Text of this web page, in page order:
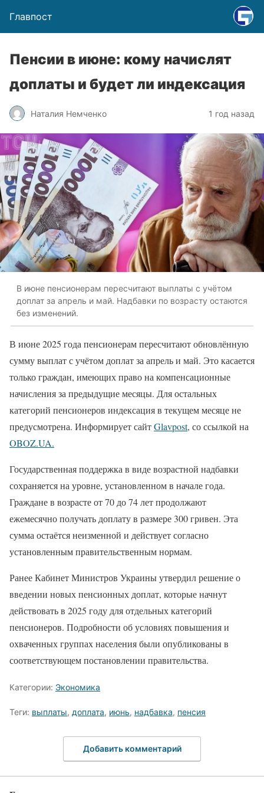
Главпост
Пенсии в июне: кому начислят
доплаты и будет ли индексация
Наталия Немченко 1 год назад
В июне пенсионерам пересчитают выплаты с учётом
доплат за апрель и май. Надбавки по возрасту остаются
без изменений.
В июне 2025 года пенсионерам пересчитают обновлённую
сумму выплат с учётом доплат за апрель и май. Это касается
только граждан, имеющих право на компенсационные
начисления за предыдущие месяцы. Для остальных
категорий пенсионеров индексация в текущем месяце не
предусмотрена. Информирует сайтGlavpost, со ссылкой на
OBOZ.UA.
Государственная поддержка в виде возрастной надбавки
сохраняется на уровне, установленном в начале года.
Граждане в возрасте от 70 до 74 лет продолжают
ежемесячно получать доплату в размере 300 гривен. Эта
сумма остаётся неизменной и действует согласно
установленным правительственным нормам.
Ранее Кабинет Министров Украины утвердил решение о
введении новых пенсионных доплат, которые начнут
действовать в 2025 году для отдельных категорий
пенсионеров. Подробности об условиях повышения и
охваченных группах населения были опубликованы в
соответствующем постановлении правительства.
Категории: Экономика
Теги: выплаты, доплата, июнь, надбавка, пенсия
Добавить комментарий